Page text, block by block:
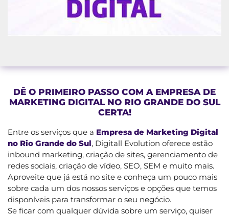
DÊ O PRIMEIRO PASSO COM A EMPRESA DE
MARKETING DIGITAL NO RIO GRANDE DO SUL
CERTA!
Entre os serviços que a Empresa de Marketing Digital
no Rio Grande do Sul, Digitall Evolution oferece estão
inbound marketing, criação de sites, gerenciamento de
redes sociais, criação de vídeo, SEO, SEM e muito mais.
Aproveite que já está no site e conheça um pouco mais
sobre cada um dos nossos serviços e opções que temos
disponíveis para transformar o seu negócio.
Se ficar com qualquer dúvida sobre um serviço, quiser